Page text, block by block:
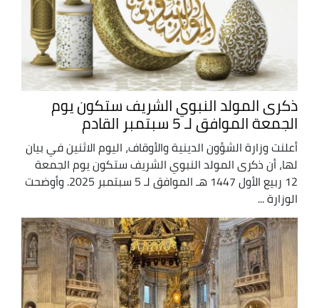
ذكرى المولد النبوي الشريف ستكون يوم
الجمعة الموافق لـ 5 سبتمبر القادم
أعلنت وزارة الشؤون الدينية والأوقاف، اليوم الاثنين في بيان
لها، أن ذكرى المولد النبوي الشريف ستكون يوم الجمعة
12 ربيع الأول 1447 هـ الموافق لـ 5 سبتمبر 2025. وأوضحت
الوزارة ...